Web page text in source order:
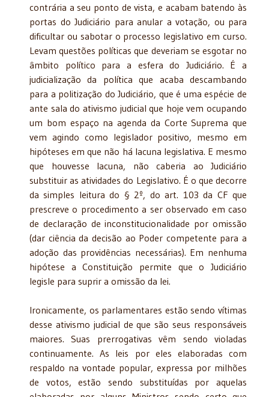
contrária a seu ponto de vista, e acabam batendo às
portas do Judiciário para anular a votação, ou para
dificultar ou sabotar o processo legislativo em curso.
Levam questões políticas que deveriam se esgotar no
âmbito político para a esfera do Judiciário. É a
judicialização da política que acaba descambando
para a politização do Judiciário, que é uma espécie de
ante sala do ativismo judicial que hoje vem ocupando
um bom espaço na agenda da Corte Suprema que
vem agindo como legislador positivo, mesmo em
hipóteses em que não há lacuna legislativa. E mesmo
que houvesse lacuna, não caberia ao Judiciário
substituir as atividades do Legislativo. É o que decorre
da simples leitura do § 2º, do art. 103 da CF que
prescreve o procedimento a ser observado em caso
de declaração de inconstitucionalidade por omissão
(dar ciência da decisão ao Poder competente para a
adoção das providências necessárias). Em nenhuma
hipótese a Constituição permite que o Judiciário
legisle para suprir a omissão da lei.
Ironicamente, os parlamentares estão sendo vítimas
desse ativismo judicial de que são seus responsáveis
maiores. Suas prerrogativas vêm sendo violadas
continuamente. As leis por eles elaboradas com
respaldo na vontade popular, expressa por milhões
de votos, estão sendo substituídas por aquelas